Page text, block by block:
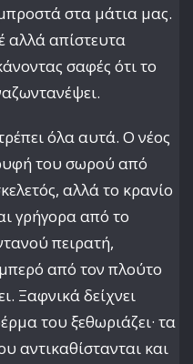
στα μάτια μας.
αλλά απίστευτα
σαφές ότι το
όλα αυτά. Ο νέος
του σωρού από
αλλά το κρανίο
γρήγορα από το
πειρατή,
από τον πλούτο
Ξαφνικά δείχνει
του ξεθωριάζει· τα
αντικαθίστανται και